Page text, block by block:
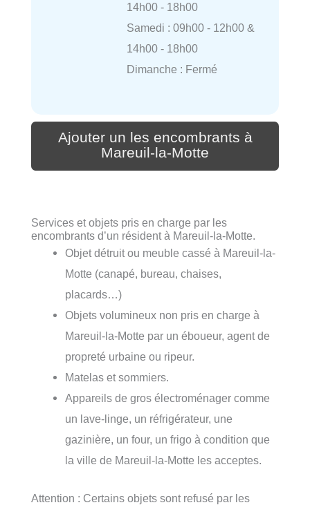
14h00 - 18h00
Samedi : 09h00 - 12h00 &
14h00 - 18h00
Dimanche : Fermé
Ajouter un les encombrants à
Mareuil-la-Motte
Services et objets pris en charge par les
encombrants d’un résident à Mareuil-la-Motte.
Objet détruit ou meuble cassé à Mareuil-la-
Motte (canapé, bureau, chaises,
placards…)
Objets volumineux non pris en charge à
Mareuil-la-Motte par un éboueur, agent de
propreté urbaine ou ripeur.
Matelas et sommiers.
Appareils de gros électroménager comme
un lave-linge, un réfrigérateur, une
gazinière, un four, un frigo à condition que
la ville de Mareuil-la-Motte les acceptes.
Attention : Certains objets sont refusé par les